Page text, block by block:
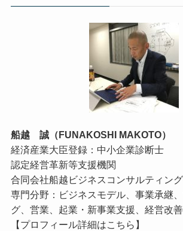
船越 誠（FUNAKOSHI MAKOTO）
経済産業大臣登録：中小企業診断士
認定経営革新等支援機関
合同会社船越ビジネスコンサルティン
専門分野：ビジネスモデル、事業承継
グ、営業、起業・新事業支援、経営改
【プロフィール詳細はこちら】